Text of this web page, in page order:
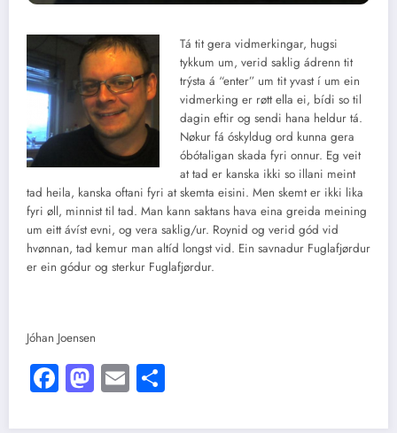
Tá tit gera vidmerkingar, hugsi
tykkum um, verid saklig ádrenn tit
trýsta á “enter” um tit yvast í um ein
vidmerking er røtt ella ei, bídi so til
dagin eftir og sendi hana heldur tá.
Nøkur fá óskyldug ord kunna gera
óbótaligan skada fyri onnur. Eg veit
at tad er kanska ikki so illani meint
tad heila, kanska oftani fyri at skemta eisini. Men skemt er ikki lika
fyri øll, minnist til tad. Man kann saktans hava eina greida meining
um eitt ávíst evni, og vera saklig/ur. Roynid og verid gód vid
hvønnan, tad kemur man altíd longst vid. Ein savnadur Fuglafjørdur
er ein gódur og sterkur Fuglafjørdur.
Jóhan Joensen
Facebook
Mastodon
Email